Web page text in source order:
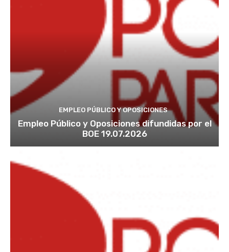
EMPLEO PÚBLICO Y OPOSICIONES
Empleo Público y Oposiciones difundidas por el
BOE 19.07.2026